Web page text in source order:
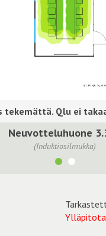
Neuvotteluhuone
(Induktiosilmukka)